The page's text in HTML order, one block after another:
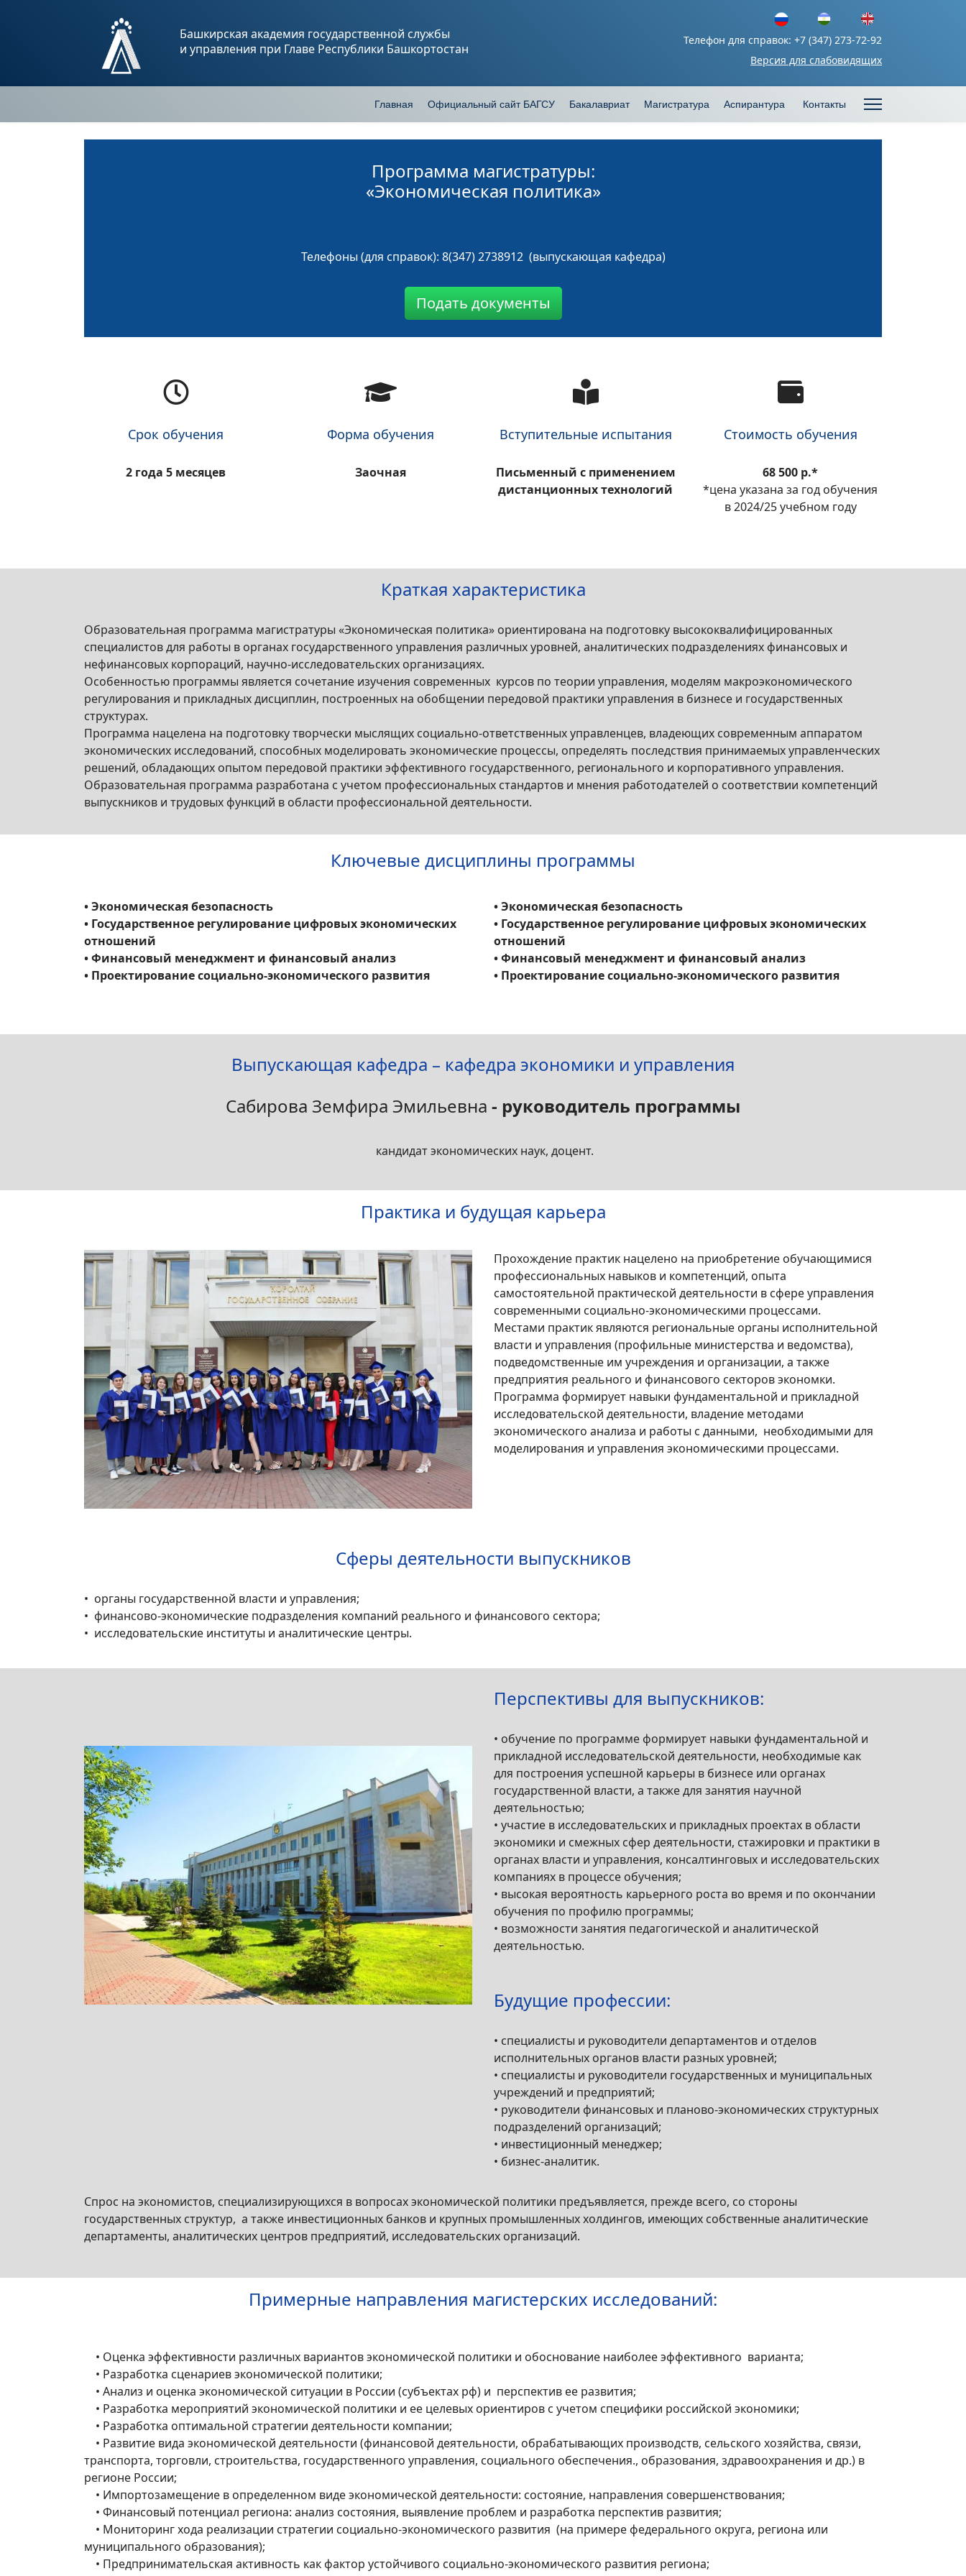
Башкирская академия государственной службы
и управления при Главе Республики Башкортостан
Телефон для справок: +7 (347) 273-72-92
Версия для слабовидящих
Главная Официальный сайт БАГСУ Бакалавриат Магистратура Аспирантура Контакты
Программа магистратуры:
«Экономическая политика»
Телефоны (для справок): 8(347) 2738912 (выпускающая кафедра)
Подать документы
Срок обучения
2 года 5 месяцев
Форма обучения
Заочная
Вступительные испытания
Письменный с применением
дистанционных технологий
Стоимость обучения
68 500 р.*
*цена указана за год обучения
в 2024/25 учебном году
Краткая характеристика
Образовательная программа магистратуры «Экономическая политика» ориентирована на подготовку высококвалифицированных
специалистов для работы в органах государственного управления различных уровней, аналитических подразделениях финансовых и
нефинансовых корпораций, научно-исследовательских организациях.
Особенностью программы является сочетание изучения современных курсов по теории управления, моделям макроэкономического
регулирования и прикладных дисциплин, построенных на обобщении передовой практики управления в бизнесе и государственных
структурах.
Программа нацелена на подготовку творчески мыслящих социально-ответственных управленцев, владеющих современным аппаратом
экономических исследований, способных моделировать экономические процессы, определять последствия принимаемых управленческих
решений, обладающих опытом передовой практики эффективного государственного, регионального и корпоративного управления.
Образовательная программа разработана с учетом профессиональных стандартов и мнения работодателей о соответствии компетенций
выпускников и трудовых функций в области профессиональной деятельности.
Ключевые дисциплины программы
• Экономическая безопасность
• Государственное регулирование цифровых экономических
отношений
• Финансовый менеджмент и финансовый анализ
• Проектирование социально-экономического развития
• Экономическая безопасность
• Государственное регулирование цифровых экономических
отношений
• Финансовый менеджмент и финансовый анализ
• Проектирование социально-экономического развития
Выпускающая кафедра – кафедра экономики и управления
Сабирова Земфира Эмильевна - руководитель программы
​ кандидат экономических наук, доцент.
Практика и будущая карьера
Прохождение практик нацелено на приобретение обучающимися
профессиональных навыков и компетенций, опыта
самостоятельной практической деятельности в сфере управления
современными социально-экономическими процессами.
Местами практик являются региональные органы исполнительной
власти и управления (профильные министерства и ведомства),
подведомственные им учреждения и организации, а также
предприятия реального и финансового секторов экономки.
Программа формирует навыки фундаментальной и прикладной
исследовательской деятельности, владение методами
экономического анализа и работы с данными, необходимыми для
моделирования и управления экономическими процессами.
Сферы деятельности выпускников
• органы государственной власти и управления;
• финансово-экономические подразделения компаний реального и финансового сектора;
• исследовательские институты и аналитические центры.
Перспективы для выпускников:
• обучение по программе формирует навыки фундаментальной и
прикладной исследовательской деятельности, необходимые как
для построения успешной карьеры в бизнесе или органах
государственной власти, а также для занятия научной
деятельностью;
• участие в исследовательских и прикладных проектах в области
экономики и смежных сфер деятельности, стажировки и практики в
органах власти и управления, консалтинговых и исследовательских
компаниях в процессе обучения;
• высокая вероятность карьерного роста во время и по окончании
обучения по профилю программы;
• возможности занятия педагогической и аналитической
деятельностью.
Будущие профессии:
• специалисты и руководители департаментов и отделов
исполнительных органов власти разных уровней;
• специалисты и руководители государственных и муниципальных
учреждений и предприятий;
• руководители финансовых и планово-экономических структурных
подразделений организаций;
• инвестиционный менеджер;
• бизнес-аналитик.
Спрос на экономистов, специализирующихся в вопросах экономической политики предъявляется, прежде всего, со стороны
государственных структур, а также инвестиционных банков и крупных промышленных холдингов, имеющих собственные аналитические
департаменты, аналитических центров предприятий, исследовательских организаций.
Примерные направления магистерских исследований:
• Оценка эффективности различных вариантов экономической политики и обоснование наиболее эффективного варианта;
• Разработка сценариев экономической политики;
• Анализ и оценка экономической ситуации в России (субъектах рф) и перспектив ее развития;
• Разработка мероприятий экономической политики и ее целевых ориентиров с учетом специфики российской экономики;
• Разработка оптимальной стратегии деятельности компании;
• Развитие вида экономической деятельности (финансовой деятельности, обрабатывающих производств, сельского хозяйства, связи,
транспорта, торговли, строительства, государственного управления, социального обеспечения., образования, здравоохранения и др.) в
регионе России;
• Импортозамещение в определенном виде экономической деятельности: состояние, направления совершенствования;
• Финансовый потенциал региона: анализ состояния, выявление проблем и разработка перспектив развития;
• Мониторинг хода реализации стратегии социально-экономического развития (на примере федерального округа, региона или
муниципального образования);
• Предпринимательская активность как фактор устойчивого социально-экономического развития региона;